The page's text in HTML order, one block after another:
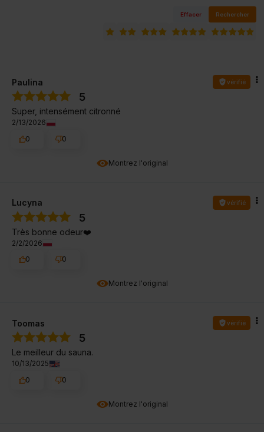
Effacer Rechercher
Montrez l'original
Paulina vérifié
5
Super, intensément citronné
2/13/2026
0
0
Montrez l'original
Lucyna vérifié
5
Très bonne odeur❤️
2/2/2026
0
0
Montrez l'original
Toomas vérifié
5
Le meilleur du sauna.
10/13/2025
0
0